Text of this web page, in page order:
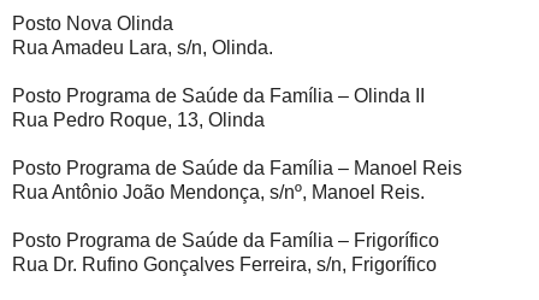
Posto Nova Olinda
Rua Amadeu Lara, s/n, Olinda.
Posto Programa de Saúde da Família – Olinda II
Rua Pedro Roque, 13, Olinda
Posto Programa de Saúde da Família – Manoel Reis
Rua Antônio João Mendonça, s/nº, Manoel Reis.
Posto Programa de Saúde da Família – Frigorífico
Rua Dr. Rufino Gonçalves Ferreira, s/n, Frigorífico